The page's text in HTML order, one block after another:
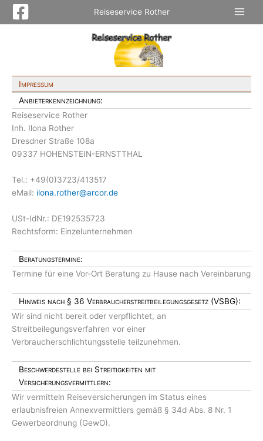
Zum
Inhalt
Reiseservice Rother
Impressum
Anbieterkennzeichnung:
Reiseservice Rother
Inh. Ilona Rother
Dresdner Straße 108a
09337 HOHENSTEIN-ERNSTTHAL
Tel.: +49(0)3723/413517
eMail: ilona.rother@arcor.de
USt-IdNr.: DE192535723
Rechtsform: Einzelunternehmen
Beratungstermine:
Termine für eine Vor-Ort Beratung zu Hause nach Vereinbarung
Hinweis nach § 36 Verbraucherstreitbeilegungsgesetz (VSBG):
Wir sind nicht bereit oder verpflichtet, an
Streitbeilegungsverfahren vor einer
Verbraucherschlichtungsstelle teilzunehmen.
Beschwerdestelle bei Streitigkeiten mit
Versicherungsvermittlern:
Wir vermitteln Reiseversicherungen im Status eines
erlaubnisfreien Annexvermittlers gemäß § 34d Abs. 8 Nr. 1
Gewerbeordnung (GewO).